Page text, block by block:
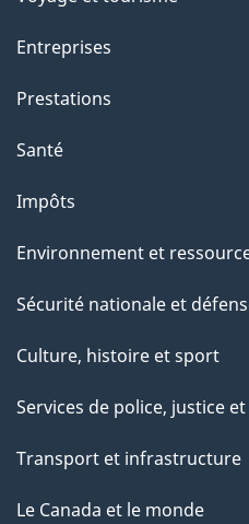
a
g
e
Entreprises
Prestations
Santé
Impôts
Environnement et
Sécurité nationale et
Culture, histoire et sport
Services de police, justice
Transport et infrastructure
Le Canada et le monde